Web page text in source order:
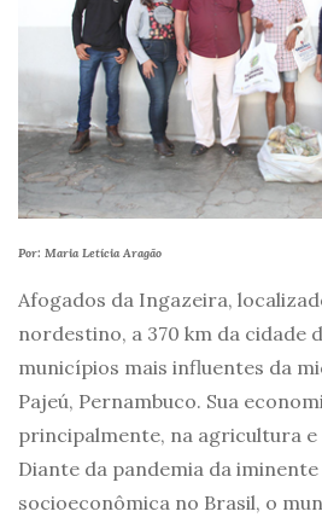
Por: Maria Letícia Aragão
Afogados da Ingazeira,
nordestino, a 370 km da cidade
municípios mais influentes da
Pajeú, Pernambuco. Sua
principalmente, na agricultura
Diante da pandemia da
socioeconômica no Brasil, o